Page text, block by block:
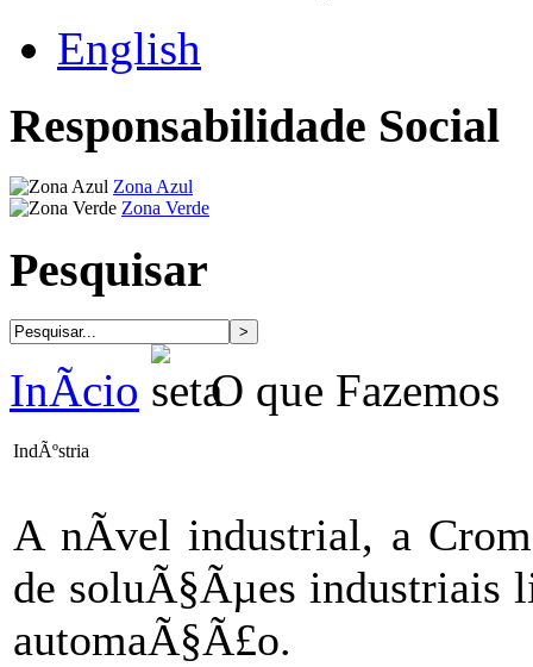
English
Responsabilidade Social
Zona Azul
Zona Verde
Pesquisar
InÃ­cio O que Fazemos
IndÃºstria
A nÃ­vel industrial, a
de soluÃ§Ãµes
automaÃ§Ã£o.